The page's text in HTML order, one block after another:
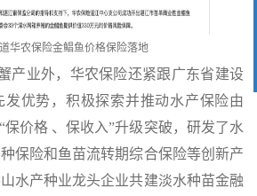
华农保险金鲳鱼价格保险落地
产业外，华农保险还紧跟广东省建设
发优势，积极探索并推动水产保险由
保价格 、保收入”升级突破，研发了水
保险和鱼苗流转期综合保险等创新产
水产种业龙头企业共建淡水种苗金融